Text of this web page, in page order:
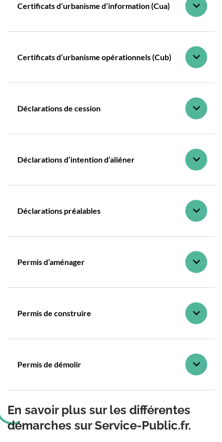
Certificats d’urbanisme d’information (Cua)
Certificats d’urbanisme opérationnels (Cub)
Déclarations de cession
Déclarations d’intention d’aliéner
Déclarations préalables
Permis d’aménager
Permis de construire
Permis de démolir
En savoir plus sur les différentes
démarches sur Service-Public.fr.